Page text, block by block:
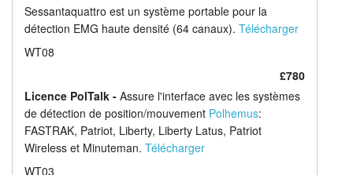
Sessantaquattro est un système portable pour la
détection EMG haute densité (64 canaux). Télécharger
WT08
£780
Licence PolTalk - Assure l'interface avec les systèmes
de détection de position/mouvement Polhemus:
FASTRAK, Patriot, Liberty, Liberty Latus, Patriot
Wireless et Minuteman. Télécharger
WT03